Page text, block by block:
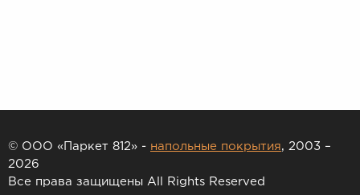
© ООО «Паркет 812» - напольные покрытия, 2003 –
2026
Все права защищены All Rights Reserved